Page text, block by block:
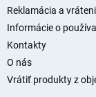
Reklamácia a
Informácie o
Kontakty
O nás
Vrátiť produkty z